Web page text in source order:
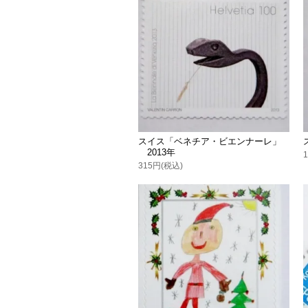
スイス「ベネチア・ビエンナーレ」
2013年
315円(税込)